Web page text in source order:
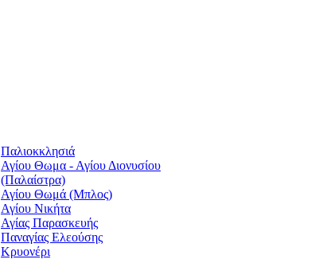
Παλιοκκλησιά
Αγίου Θωμα - Αγίου Διονυσίου
(Παλαίστρα)
Αγίου Θωμά (Μπλος)
Αγίου Νικήτα
Αγίας Παρασκευής
Παναγίας Ελεούσης
Κρυονέρι